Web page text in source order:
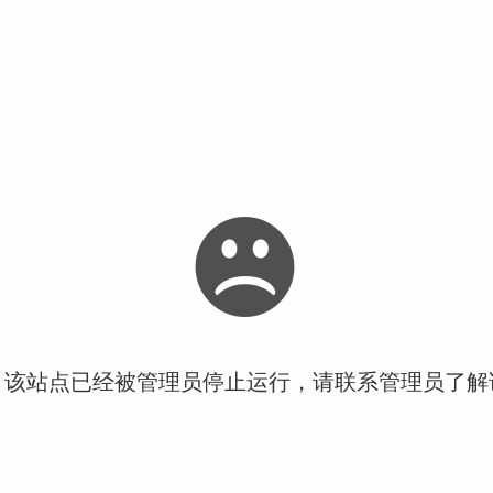
站点已经被管理员停止运行，请联系管理员了